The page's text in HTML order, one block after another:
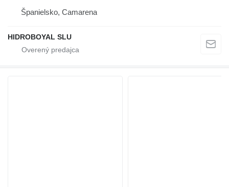
Španielsko, Camarena
HIDROBOYAL SLU